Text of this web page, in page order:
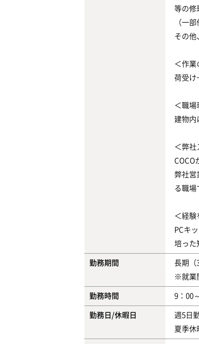
等の修
（一
その他
＜作業
荷受
＜職場
建物内
＜弊社
COCO
弊社営
る職
＜経験
PCキ
培った
勤務期間
長期（
※就業
勤務時間 9：00
勤務日/休暇日
週5日
夏季休